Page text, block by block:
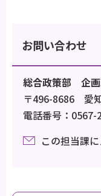
お問い合わせ
総合政策部 企
〒496-8686 愛
電話番号：0567-
この担当課